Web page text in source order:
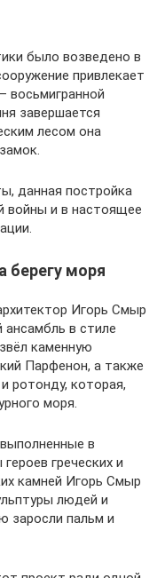
было возведено в
привлекает
восьмигранной
завершается
лесом она
данная постройка
войны и в настоящее
берегу моря
Игорь Смыр
в стиле
каменную
Парфенон, а также
ротонду, которая,
моря.
в
греческих и
камней Игорь Смыр
людей и
заросли пальм и